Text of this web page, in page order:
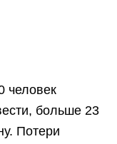
человек
больше 23
Потери